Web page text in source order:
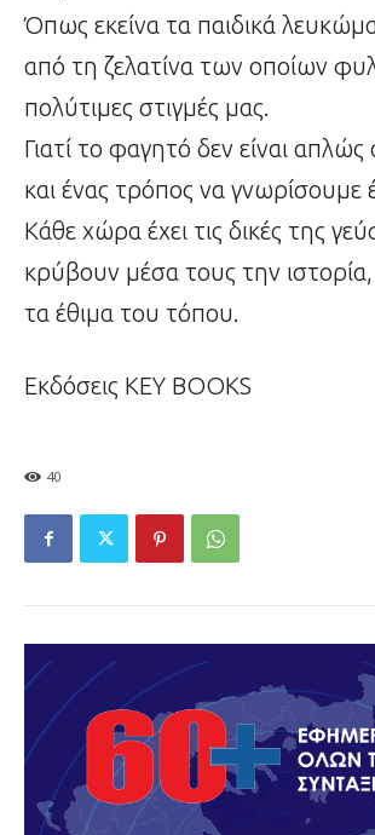
Όπως εκείνα τα παιδικά
από τη ζελατίνα των οποίων
πολύτιμες στιγμές μας.
Γιατί το φαγητό δεν είναι
και ένας τρόπος να γνωρίσουμε
Κάθε χώρα έχει τις δικές της
κρύβουν μέσα τους την
τα έθιμα του τόπου.
Εκδόσεις ΚΕΥ ΒΟΟΚS
40